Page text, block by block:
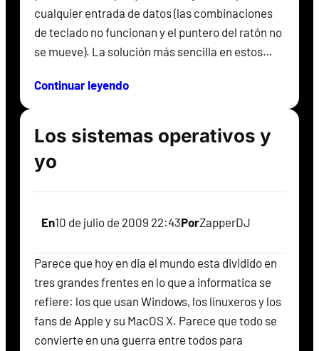
cualquier entrada de datos (las combinaciones
de teclado no funcionan y el puntero del ratón no
se mueve). La solución más sencilla en estos…
Continuar leyendo
Los sistemas operativos y
yo
En10 de julio de 2009 22:43PorZapperDJ
Parece que hoy en dia el mundo esta dividido en
tres grandes frentes en lo que a informatica se
refiere: los que usan Windows, los linuxeros y los
fans de Apple y su MacOS X. Parece que todo se
convierte en una guerra entre todos para